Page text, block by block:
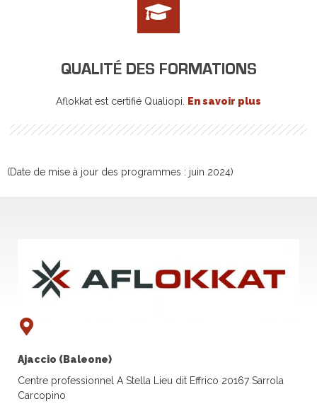
QUALITÉ DES FORMATIONS
Aflokkat est certifié Qualiopi. En savoir plus
(Date de mise à jour des programmes : juin 2024)
Ajaccio (Baleone)
Centre professionnel A Stella Lieu dit Effrico 20167 Sarrola
Carcopino